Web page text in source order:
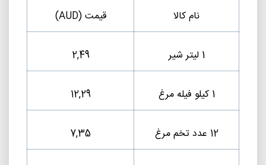
نام کالا قیمت (AUD
)
1 لیتر شیر 2,49
1 کیلو فیله مرغ 12,29
12 عدد تخم مرغ 7,35